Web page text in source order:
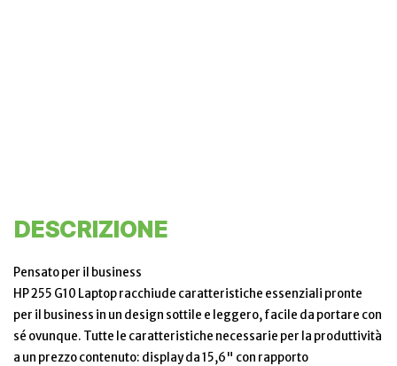
DESCRIZIONE
Pensato per il business
HP 255 G10 Laptop racchiude caratteristiche essenziali pronte
per il business in un design sottile e leggero, facile da portare con
sé ovunque. Tutte le caratteristiche necessarie per la produttività
a un prezzo contenuto: display da 15,6" con rapporto